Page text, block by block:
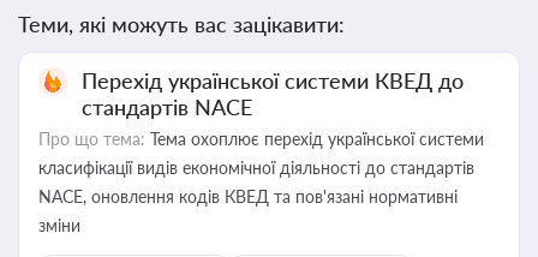
Теми, які можуть вас зацікавити:
Перехід української системи КВЕД до
стандартів NACE
Про що тема: Тема охоплює перехід української системи
класифікації видів економічної діяльності до стандартів
NACE, оновлення кодів КВЕД та пов'язані нормативні
зміни